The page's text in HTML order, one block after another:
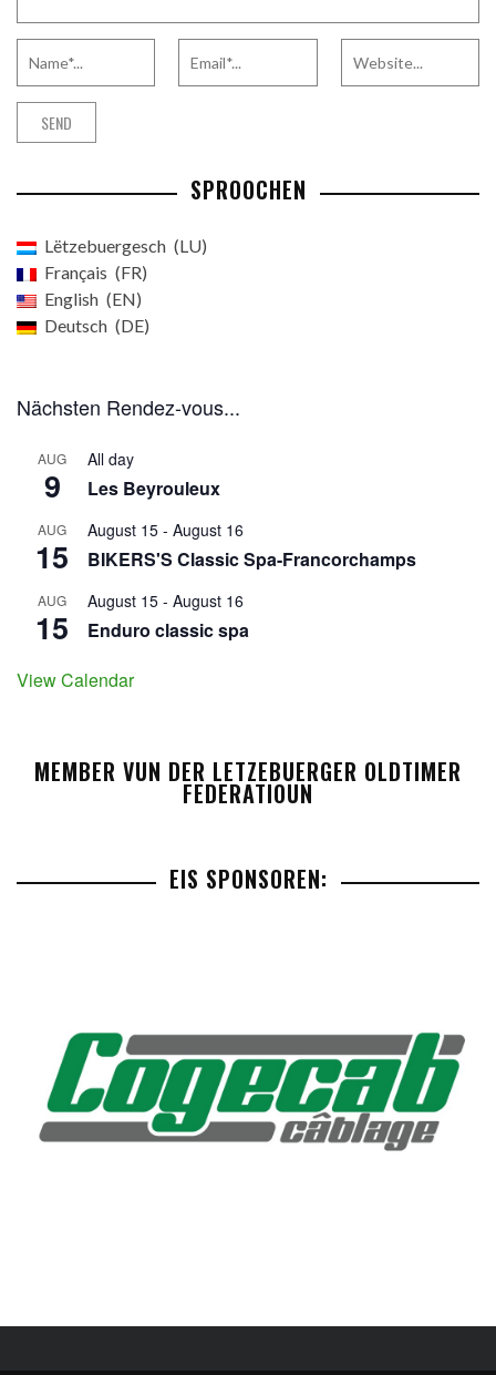
SPROOCHEN
Lëtzebuergesch
LU
Français
FR
English
EN
Deutsch
DE
Nächsten Rendez-vous...
AUG
9
All day
Les Beyrouleux
AUG
15
August 15 - August 16
BIKERS'S Classic Spa-Francorchamps
AUG
15
August 15 - August 16
Enduro classic spa
View Calendar
MEMBER VUN DER LETZEBUERGER OLDTIMER
FEDERATIOUN
EIS SPONSOREN: